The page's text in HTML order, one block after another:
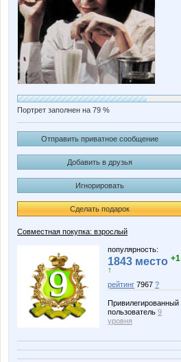
Портрет заполнен на 79 %
Отправить приватное сообщение
Добавить в друзья
Игнорировать
Сделать подарок
Совместная покупка: взрослый
популярность:
1843 место +1
↑
рейтинг 7967 ?
Привилегированный
пользователь 9
уровня